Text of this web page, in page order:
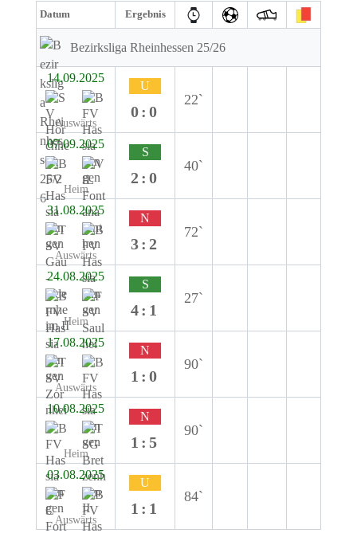
Datum Ergebnis
Bezirksliga Rheinhessen 25/26
14.09.2025
Auswärts
U
0:0
22`
07.09.2025
Heim
S
2:0
40`
31.08.2025
Auswärts
N
3:2
72`
24.08.2025
Heim
S
4:1
27`
17.08.2025
Auswärts
N
1:0
90`
10.08.2025
Heim
N
1:5
90`
03.08.2025
Auswärts
U
1:1
84`